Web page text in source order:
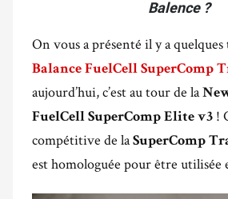
Balence ?
On vous a présenté il y a quelques
Balance FuelCell SuperComp
aujourd’hui, c’est au tour de la
FuelCell SuperComp Elite v3 !
compétitive de laSuperComp
est homologuée pour être